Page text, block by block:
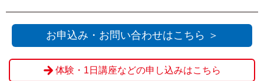
お申込み・お問い合わせはこちら ＞
体験・1日講座などの申し込みはこちら